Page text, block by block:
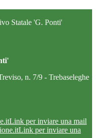
Statale 'G. Ponti'
n. 7/9 - Trebaseleghe
Link per inviare una mail
Link per inviare una